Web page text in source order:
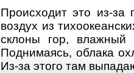
Происходит это из-за
воздух из
склоны гор, влажный
Поднимаясь, облака
Из-за этого там